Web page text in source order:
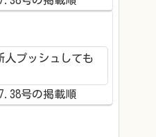
プッシュしても
号の掲載順